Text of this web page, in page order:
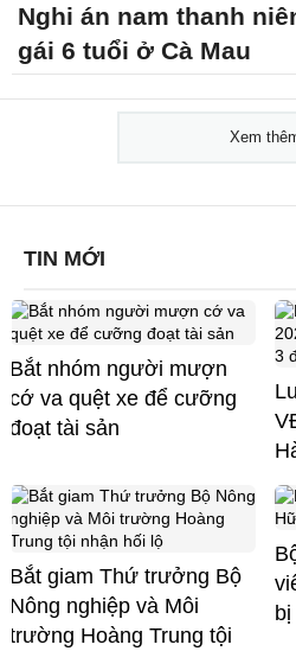
Nghi án nam thanh
gái 6 tuổi ở Cà Mau
Xem
TIN MỚI
Bắt nhóm người mượn
cớ va quệt xe để cưỡng
đoạt tài sản
Bắt giam Thứ trưởng Bộ
Nông nghiệp và Môi
trường Hoàng Trung tội